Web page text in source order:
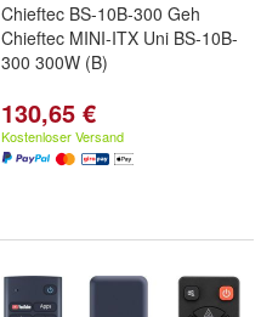
Chieftec BS-10B-300 Geh
Chieftec MINI-ITX Uni BS-10B-
300 300W (B)
130,65 €
Kostenloser Versand